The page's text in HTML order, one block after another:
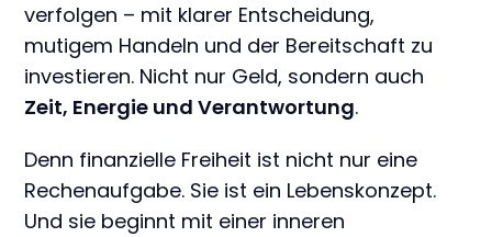
verfolgen – mit klarer Entscheidung,
mutigem Handeln und der Bereitschaft zu
investieren. Nicht nur Geld, sondern auch
Zeit, Energie und Verantwortung.
Denn finanzielle Freiheit ist nicht nur eine
Rechenaufgabe. Sie ist ein Lebenskonzept.
Und sie beginnt mit einer inneren